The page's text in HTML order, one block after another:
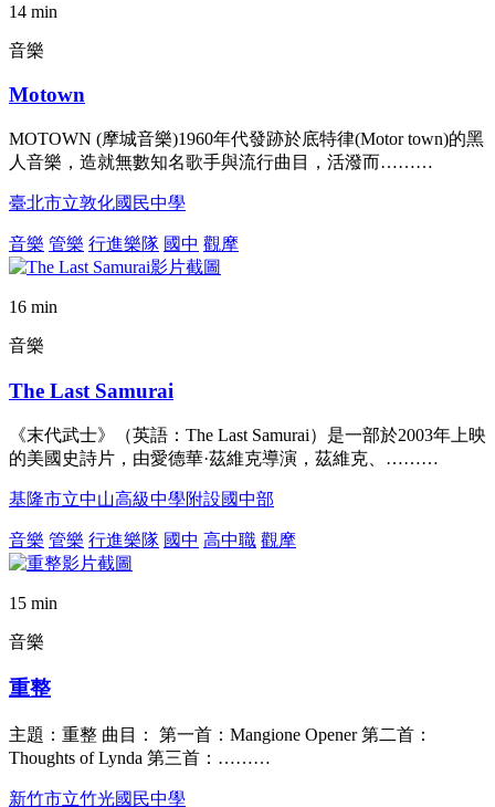
14 min
音樂
Motown
MOTOWN (摩城音樂)1960年代發跡於底特律(Motor town)的黑
人音樂，造就無數知名歌手與流行曲目，活潑而………
臺北市立敦化國民中學
音樂 管樂 行進樂隊 國中 觀摩
16 min
音樂
The Last Samurai
《末代武士》（英語：The Last Samurai）是一部於2003年上映
的美國史詩片，由愛德華·茲維克導演，茲維克、………
基隆市立中山高級中學附設國中部
音樂 管樂 行進樂隊 國中 高中職 觀摩
15 min
音樂
重整
主題：重整 曲目： 第一首：Mangione Opener 第二首：
Thoughts of Lynda 第三首：………
新竹市立竹光國民中學